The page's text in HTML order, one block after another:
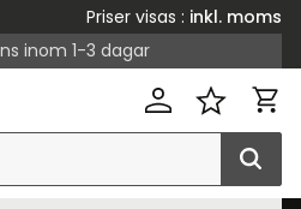
Priser visas
inkl. moms
inom 1-3 dagar